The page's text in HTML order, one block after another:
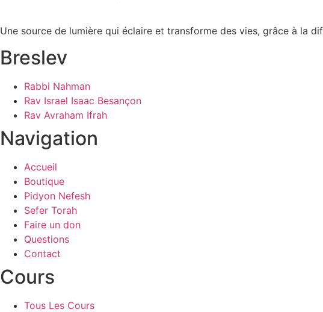
Une source de lumière qui éclaire et transforme des vies, grâce à la
Breslev
Rabbi Nahman
Rav Israel Isaac Besançon
Rav Avraham Ifrah
Navigation
Accueil
Boutique
Pidyon Nefesh
Sefer Torah
Faire un don
Questions
Contact
Cours
Tous Les Cours